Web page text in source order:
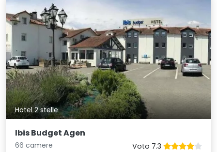
Hotel 2 stelle
Ibis Budget Agen
66 camere
Voto 7.3